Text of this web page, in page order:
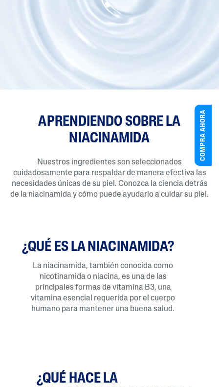
APRENDIENDO SOBRE LA
NIACINAMIDA
Nuestros ingredientes son seleccionados
cuidadosamente para respaldar de manera efectiva las
necesidades únicas de su piel. Conozca la ciencia detrás
de la niacinamida y cómo puede ayudarlo a cuidar su piel.
¿QUÉ ES LA NIACINAMIDA?
La niacinamida, también conocida como
nicotinamida o niacina, es una de las
principales formas de vitamina B3, una
vitamina esencial requerida por el cuerpo
humano para mantener una buena salud.
¿QUÉ HACE LA
COMPRA AHORA